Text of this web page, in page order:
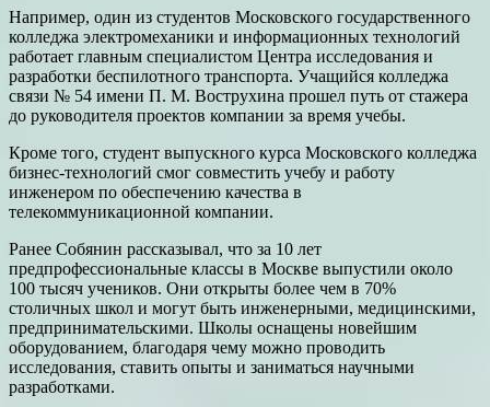
Например, один из студентов Московского государственного
колледжа электромеханики и информационных технологий
работает главным специалистом Центра исследования и
разработки беспилотного транспорта. Учащийся колледжа
связи № 54 имени П. М. Вострухина прошел путь от стажера
до руководителя проектов компании за время учебы.
Кроме того, студент выпускного курса Московского колледжа
бизнес-технологий смог совместить учебу и работу
инженером по обеспечению качества в
телекоммуникационной компании.
Ранее Собянин рассказывал, что за 10 лет
предпрофессиональные классы в Москве выпустили около
100 тысяч учеников. Они открыты более чем в 70%
столичных школ и могут быть инженерными, медицинскими,
предпринимательскими. Школы оснащены новейшим
оборудованием, благодаря чему можно проводить
исследования, ставить опыты и заниматься научными
разработками.